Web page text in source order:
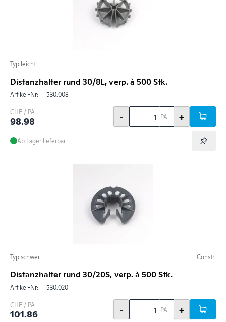
Typ leicht
Distanzhalter rund 30/8L, verp. à 500 Stk.
Artikel-Nr: 530.008
CHF / PA
98.98 - PA +
Ab Lager lieferbar
Typ schwer Constri
Distanzhalter rund 30/20S, verp. à 500 Stk.
Artikel-Nr: 530.020
CHF / PA
101.86 - PA +